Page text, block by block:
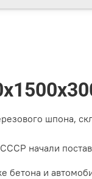
шпона,
начали
бетона и